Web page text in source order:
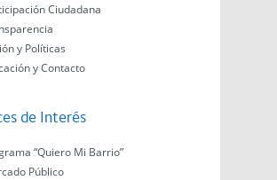
Ciudadana
y Políticas
y Contacto
de Interés
“Quiero Mi Barrio”
Público